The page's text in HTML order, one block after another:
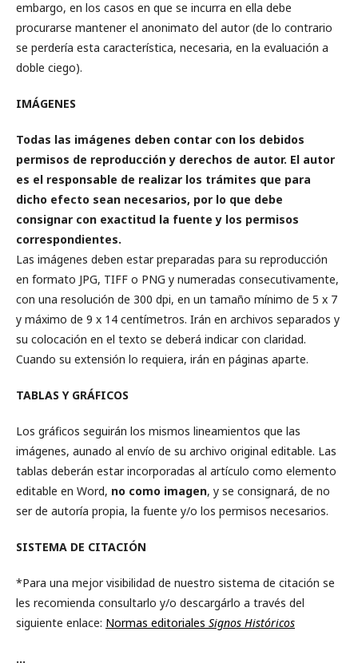
embargo, en los casos en que se incurra en ella debe
procurarse mantener el anonimato del autor (de lo contrario
se perdería esta característica, necesaria, en la evaluación a
doble ciego).
IMÁGENES
Todas las imágenes deben contar con los debidos
permisos de reproducción y derechos de autor. El autor
es el responsable de realizar los trámites que para
dicho efecto sean necesarios, por lo que debe
consignar con exactitud la fuente y los permisos
correspondientes.
Las imágenes deben estar preparadas para su reproducción
en formato JPG, TIFF o PNG y numeradas consecutivamente,
con una resolución de 300 dpi, en un tamaño mínimo de 5 x 7
y máximo de 9 x 14 centímetros. Irán en archivos separados y
su colocación en el texto se deberá indicar con claridad.
Cuando su extensión lo requiera, irán en páginas aparte.
TABLAS Y GRÁFICOS
Los gráficos seguirán los mismos lineamientos que las
imágenes, aunado al envío de su archivo original editable. Las
tablas deberán estar incorporadas al artículo como elemento
editable en Word, no como imagen, y se consignará, de no
ser de autoría propia, la fuente y/o los permisos necesarios.
SISTEMA DE CITACIÓN
*Para una mejor visibilidad de nuestro sistema de citación se
les recomienda consultarlo y/o descargárlo a través del
siguiente enlace: Normas editoriales Signos Históricos
...